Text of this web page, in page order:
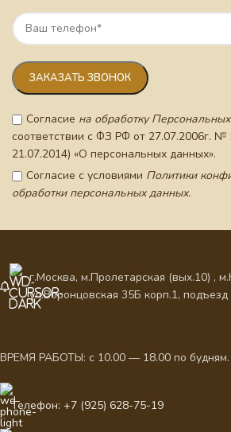
Согласие на обработку
соответствии с ФЗ РФ от 27.07.2006г.
21.07.2014) «О персональных данных».
Согласие с условиями Политики
обработки персональных данных.
г.Москва, м.Пролетарская (вых.10) ,
ул.Воронцовская 35Б корп.1,
ВРЕМЯ РАБОТЫ: с 10.00 — 18.00 по будням.
Телефон: +7 (925) 628-75-19